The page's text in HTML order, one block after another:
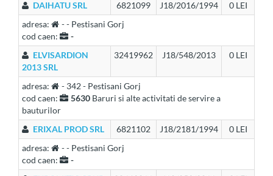
DAIHATU SRL 6821099 J18/2016/1994
0 LEI
adresa:
- - Pestisani Gorj
cod caen:
-
ELVISARDION
2013 SRL
32419962 J18/548/2013 0 LEI
adresa:
- 342 - Pestisani Gorj
cod caen:
5630 Baruri si alte activitati de servire a
bauturilor
ERIXAL PROD SRL
6821102 J18/2181/1994
0 LEI
adresa:
- - Pestisani Gorj
cod caen:
-